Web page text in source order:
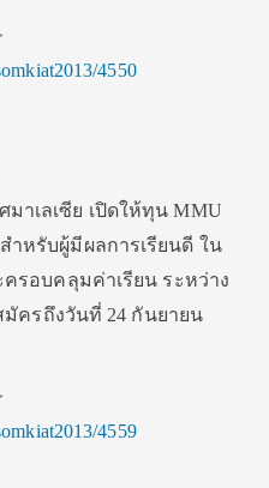
4550
มาเลเซีย เปิดให้ทุน MMU
สำหรับผู้มีผลการเรียนดี ใน
รอบคลุมค่าเรียน ระหว่าง
มัครถึงวันที่ 24 กันยายน
4559